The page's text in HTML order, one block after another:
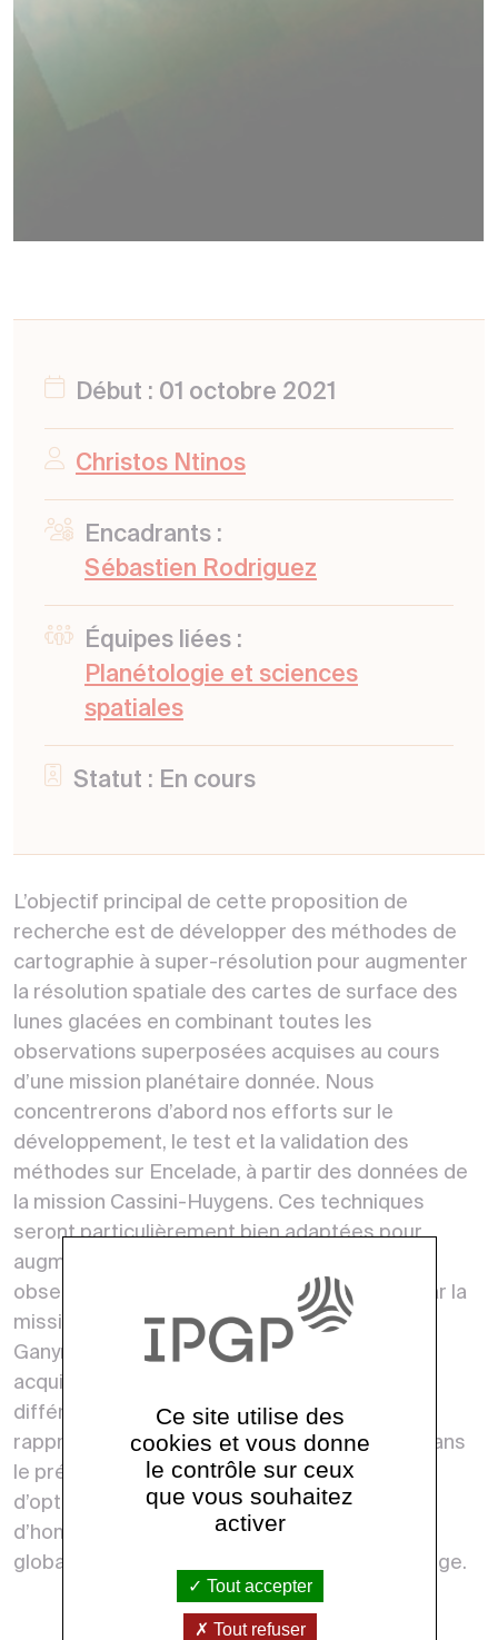
Début : 01 octobre 2021
Christos Ntinos
Encadrants :
Sébastien Rodriguez
Équipes liées :
Planétologie et sciences
spatiales
Statut : En cours
L’objectif principal de cette proposition de
recherche est de développer des méthodes de
cartographie à super-résolution pour augmenter
la résolution spatiale des cartes de surface des
lunes glacées en combinant toutes les
observations superposées acquises au cours
d’une mission planétaire donnée. Nous
concentrerons d’abord nos efforts sur le
développement, le test et la validation des
méthodes sur Encelade, à partir des données de
la mission Cassini-Huygens. Ces techniques
seront particulièrement bien adaptées pour
augmenter la résolution spatiale des futures
observations des lunes glacées de Jupiter par la
mission JUICE. L’un des principaux défis de
Ganymède sera de combiner des données
acquises à des résolutions spatiales très
différentes lors de survols et d’orbites
rapprochées. Les techniques développées dans
le présent projet de thèse nous permettront
d’optimiser la résolution spatiale et
d’homogénéiser les mosaïques régionales et
globales dans les domaines visible et infrarouge.
Ce site utilise des
cookies et vous donne
le contrôle sur ceux
que vous souhaitez
activer
Tout accepter
Tout refuser